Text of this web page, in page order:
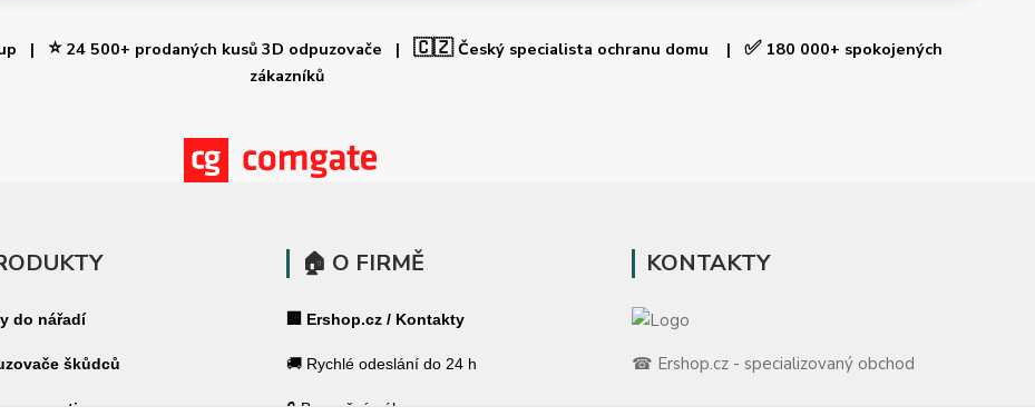
| ⭐24 500+ prodaných kusů 3D odpuzovače | 🇨🇿Český specialista ochranu domu | ✅180 000+ spokojených
zákazníků
do nářadí
škůdců
a pasti
🏠 O FIRMĚ
🏢 Ershop.cz / Kontakty
🚚 Rychlé odeslání do 24 h
🔒 Bezpečný nákup
KONTAKTY
☎ Ershop.cz - specializovaný obchod